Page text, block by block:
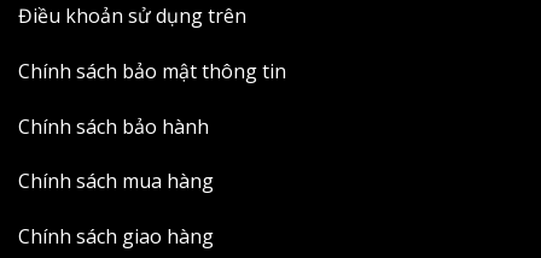
Điều khoản sử dụng trên
Chính sách bảo mật thông tin
Chính sách bảo hành
Chính sách mua hàng
Chính sách giao hàng